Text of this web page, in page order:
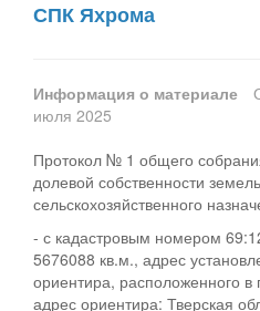
СПК Яхрома
Информация о материале
июля 2025
Протокол № 1 общего
долевой собственности
сельскохозяйственного
- с кадастровым номером
5676088 кв.м., адрес
ориентира, расположенного в
адрес ориентира: Тверская